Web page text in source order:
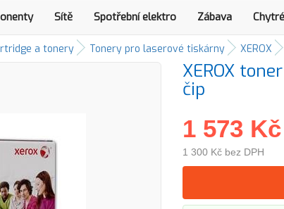
Sítě Spotřební elektro Zábava
a tonery Tonery pro laserové tiskárny XEROX
XEROX
čip
1 573 Kč
1 300 Kč bez DPH